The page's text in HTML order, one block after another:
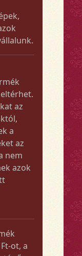
az
a
az
nem
azok
ot, a